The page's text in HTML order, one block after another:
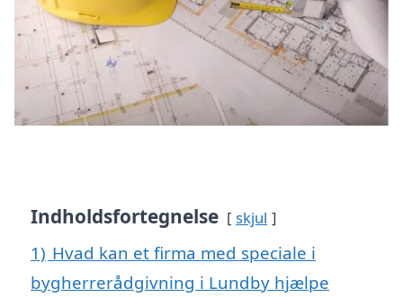
Indholdsfortegnelse skjul
1) Hvad kan et firma med speciale i
bygherrerådgivning i Lundby hjælpe